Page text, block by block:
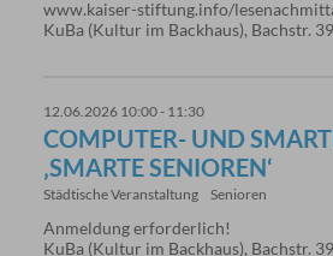
www.kaiser-stiftung.info/
KuBa (Kultur im Backhaus), Bachstr.
12.06.2026 10:00 - 11:30
COMPUTER- UND
‚SMARTE SENIOREN‘
Städtische Veranstaltung Senioren
Anmeldung erforderlich!
KuBa (Kultur im Backhaus), Bachstr.